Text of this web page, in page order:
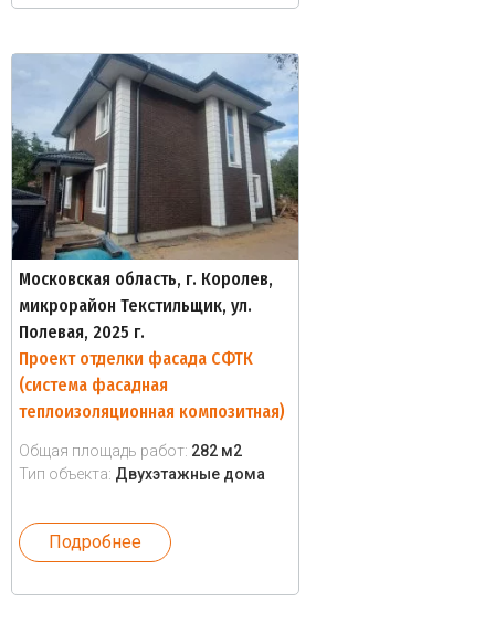
Московская область, г. Королев,
микрорайон Текстильщик, ул.
Полевая, 2025 г.
Проект отделки фасада СФТК
(система фасадная
теплоизоляционная композитная)
Общая площадь работ: 282 м2
Тип объекта: Двухэтажные дома
Подробнее